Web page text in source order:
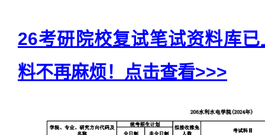
26考研院校复试笔试资料库
料不再麻烦！点击查看>>>